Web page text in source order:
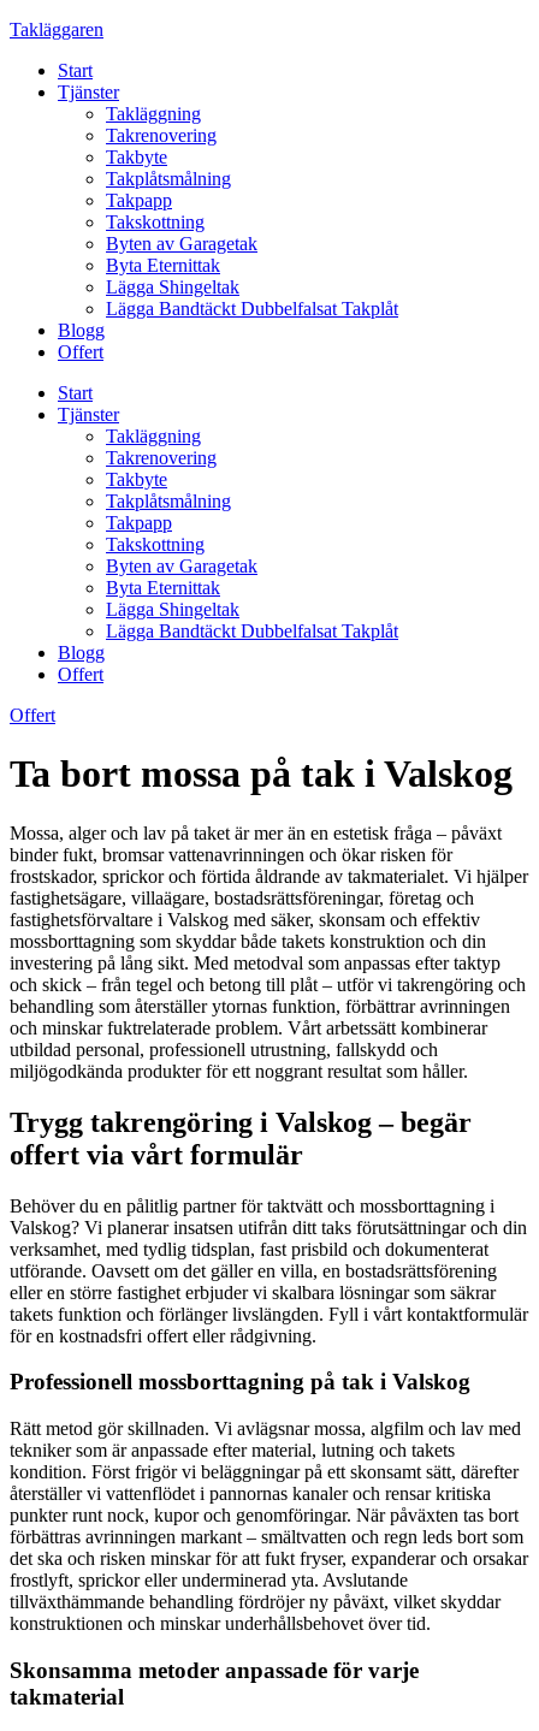
Skip
content
Takläggaren
Start
Tjänster
Takläggning
Takrenovering
Takbyte
Takplåtsmålning
Takpapp
Takskottning
Byten av Garagetak
Byta Eternittak
Lägga Shingeltak
Lägga Bandtäckt Dubbelfalsat Takplåt
Blogg
Offert
Start
Tjänster
Takläggning
Takrenovering
Takbyte
Takplåtsmålning
Takpapp
Takskottning
Byten av Garagetak
Byta Eternittak
Lägga Shingeltak
Lägga Bandtäckt Dubbelfalsat Takplåt
Blogg
Offert
Offert
Ta bort mossa på tak i Valskog
Mossa, alger och lav på taket är mer än en estetisk fråga – påväxt
binder fukt, bromsar vattenavrinningen och ökar risken för
frostskador, sprickor och förtida åldrande av takmaterialet. Vi hjälper
fastighetsägare, villaägare, bostadsrättsföreningar, företag och
fastighetsförvaltare i Valskog med säker, skonsam och effektiv
mossborttagning som skyddar både takets konstruktion och din
investering på lång sikt. Med metodval som anpassas efter taktyp
och skick – från tegel och betong till plåt – utför vi takrengöring och
behandling som återställer ytornas funktion, förbättrar avrinningen
och minskar fuktrelaterade problem. Vårt arbetssätt kombinerar
utbildad personal, professionell utrustning, fallskydd och
miljögodkända produkter för ett noggrant resultat som håller.
Trygg takrengöring i Valskog – begär
offert via vårt formulär
Behöver du en pålitlig partner för taktvätt och mossborttagning i
Valskog? Vi planerar insatsen utifrån ditt taks förutsättningar och din
verksamhet, med tydlig tidsplan, fast prisbild och dokumenterat
utförande. Oavsett om det gäller en villa, en bostadsrättsförening
eller en större fastighet erbjuder vi skalbara lösningar som säkrar
takets funktion och förlänger livslängden. Fyll i vårt kontaktformulär
för en kostnadsfri offert eller rådgivning.
Professionell mossborttagning på tak i Valskog
Rätt metod gör skillnaden. Vi avlägsnar mossa, algfilm och lav med
tekniker som är anpassade efter material, lutning och takets
kondition. Först frigör vi beläggningar på ett skonsamt sätt, därefter
återställer vi vattenflödet i pannornas kanaler och rensar kritiska
punkter runt nock, kupor och genomföringar. När påväxten tas bort
förbättras avrinningen markant – smältvatten och regn leds bort som
det ska och risken minskar för att fukt fryser, expanderar och orsakar
frostlyft, sprickor eller underminerad yta. Avslutande
tillväxthämmande behandling fördröjer ny påväxt, vilket skyddar
konstruktionen och minskar underhållsbehovet över tid.
Skonsamma metoder anpassade för varje
takmaterial